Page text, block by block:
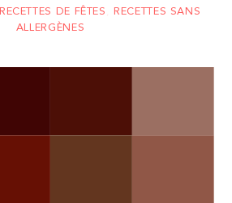
RECETTES DE FÊTES
RECETTES SANS
ALLERGÈNES